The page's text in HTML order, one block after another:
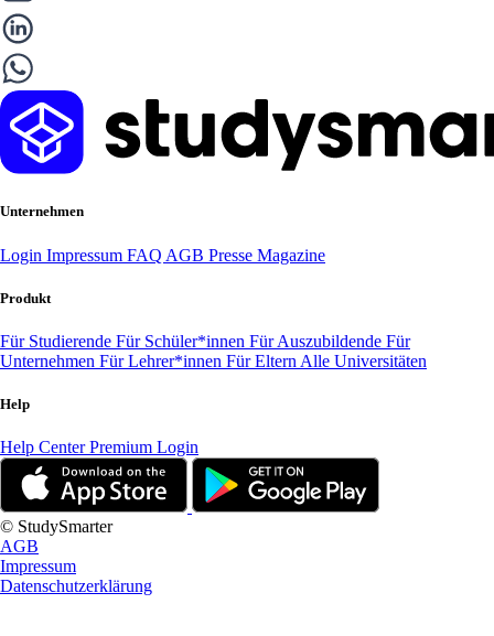
Unternehmen
Login Impressum FAQ AGB Presse Magazine
Produkt
Für Studierende Für Schüler*innen Für Auszubildende Für
Unternehmen Für Lehrer*innen Für Eltern Alle Universitäten
Help
Help CenterPremium Login
© StudySmarter
AGB
Impressum
Datenschutzerklärung